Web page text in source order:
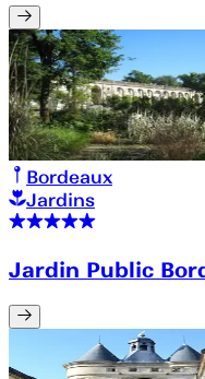
Bordeaux
Jardins
Jardin Public